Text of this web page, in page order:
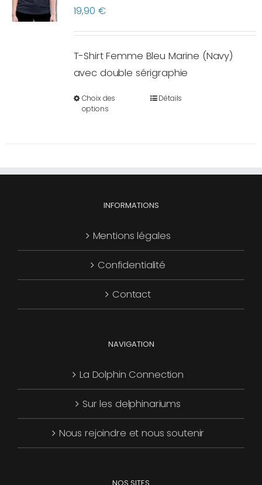
page
du
produit
19,90 €
T-Shirt Femme Bleu Marine (Navy)
avec double sérigraphie
Choix des
options
Ce
options
être
choisies
sur
produit
Détails
INFORMATIONS
Mentions légales
Confidentialité
Contact
NAVIGATION
La Dolphin Connection
Sur les delphinariums
Nous rejoindre et nous soutenir